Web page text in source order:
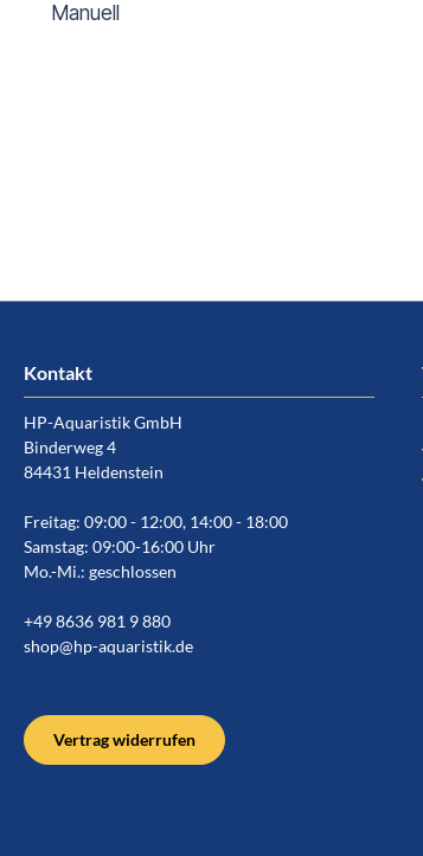
Manuell
Kontakt
HP-Aquaristik GmbH
Binderweg 4
84431 Heldenstein
Freitag: 09:00 - 12:00, 14:00 - 18:00
Samstag: 09:00-16:00 Uhr
Mo.-Mi.: geschlossen
+49 8636 981 9 880
shop@hp-aquaristik.de
Vertrag widerrufen